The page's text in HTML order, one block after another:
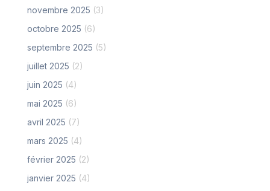
novembre 2025 (3)
octobre 2025 (6)
septembre 2025 (5)
juillet 2025 (2)
juin 2025 (4)
mai 2025 (6)
avril 2025 (7)
mars 2025 (4)
février 2025 (2)
janvier 2025 (4)